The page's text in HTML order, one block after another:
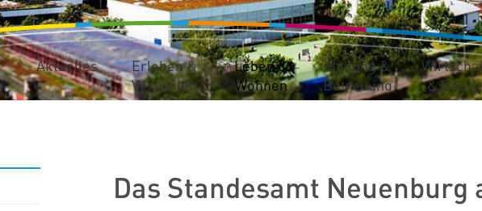
Aktuelles
Erleben &
Verweilen
Leben &
Wohnen
Bildung &
Betreuung
& Bauen
Das Standesamt Neuenburg